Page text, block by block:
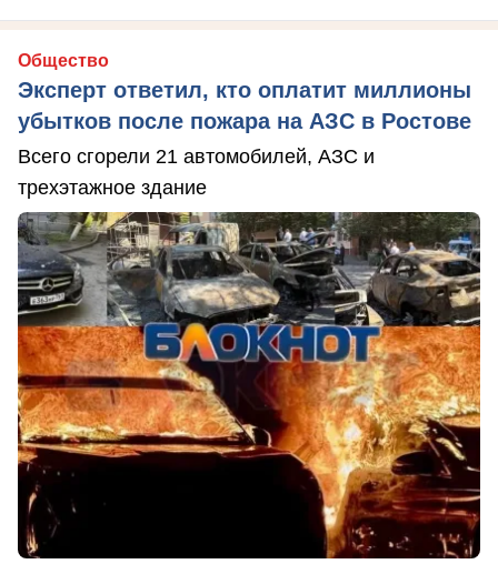
Общество
Эксперт ответил, кто оплатит миллионы
убытков после пожара на АЗС в Ростове
Всего сгорели 21 автомобилей, АЗС и
трехэтажное здание